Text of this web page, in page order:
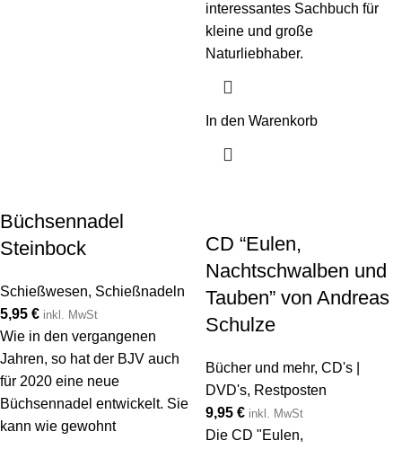
interessantes Sachbuch für
kleine und große
Naturliebhaber.
In den Warenkorb
Büchsennadel
Steinbock
Schießwesen, Schießnadeln
5,95 € inkl. MwSt
Wie in den vergangenen
Jahren, so hat der BJV auch
für 2020 eine neue
Büchsennadel entwickelt. Sie
kann wie gewohnt
CD “Eulen,
Nachtschwalben und
Tauben” von Andreas
Schulze
Bücher und mehr, CD's |
DVD's, Restposten
9,95 € inkl. MwSt
Die CD "Eulen,